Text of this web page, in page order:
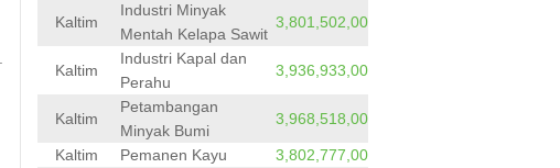
Kaltim
Industri Minyak
Mentah Kelapa Sawit
3,801,502,00
Kaltim
Industri Kapal dan
Perahu
3,936,933,00
Kaltim
Petambangan
Minyak Bumi
3,968,518,00
Kaltim Pemanen Kayu
3,802,777,00